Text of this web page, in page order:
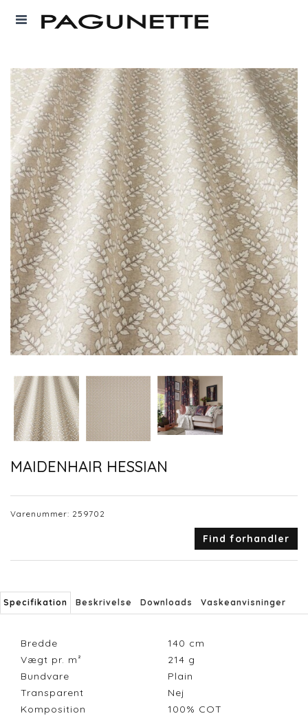
MAIDENHAIR HESSIAN
Varenummer: 259702
Find forhandler
Specifikation Beskrivelse Downloads Vaskeanvisninger
Bredde 140 cm
Vægt pr. m²
214 g
Bundvare
Plain
Transparent
Nej
Komposition
100% COT